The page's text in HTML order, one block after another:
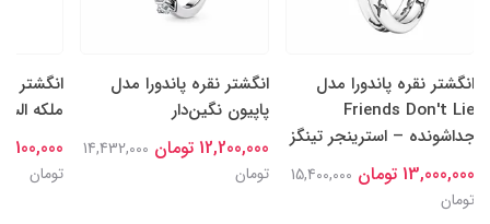
انگشتر نقره پاندورا مدل
Friends Don't Lie
جداشونده – استرینجر تینگز
13,000,000 تومان
15,400,000
تومان
انگشتر نقره پاندورا مدل
پاپیون نگین‌دار
12,200,000 تومان
14,432,000
تومان
انگشتر
ملکه
15,100,000
تومان